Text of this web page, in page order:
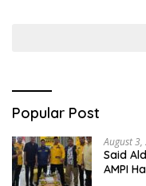
Popular Post
August
Said
AMPI